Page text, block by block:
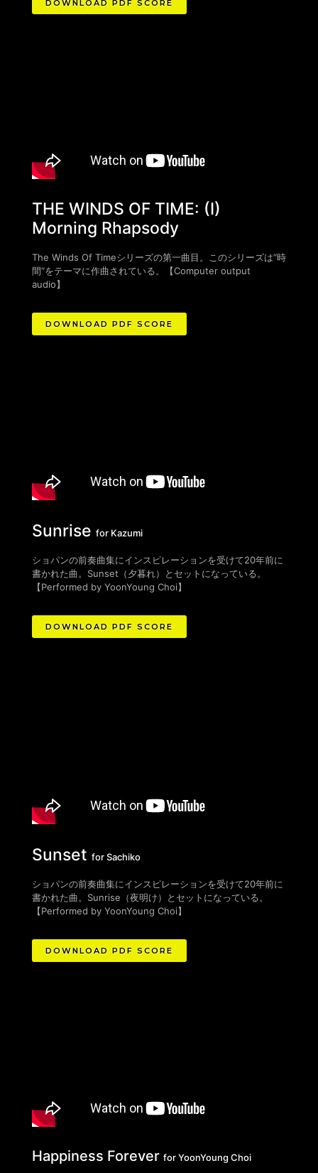
DOWNLOAD PDF SCORE
THE WINDS OF TIME: (I)
Morning Rhapsody
The Winds Of Timeシリーズの第一曲目。このシリーズは“時
間“をテーマに作曲されている。
【Computer output
audio】
DOWNLOAD PDF SCORE
Sunrise for Kazumi
ショパンの前奏曲集にインスピレーションを受けて20年前に
書かれた曲。Sunset（夕暮れ）とセットになっている。
【Performed by YoonYoung Choi】
DOWNLOAD PDF SCORE
Sunset for Sachiko
ショパンの前奏曲集にインスピレーションを受けて20年前に
書かれた曲。Sunrise（夜明け）とセットになっている。
【Performed by YoonYoung Choi】
DOWNLOAD PDF SCORE
Happiness Forever for YoonYoung Choi